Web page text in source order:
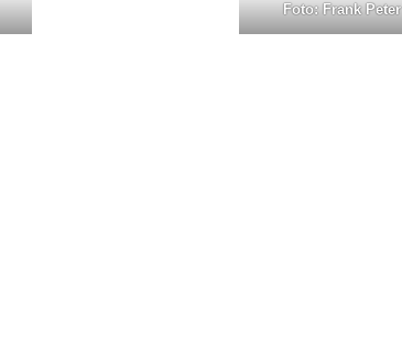
Foto: Frank Peter